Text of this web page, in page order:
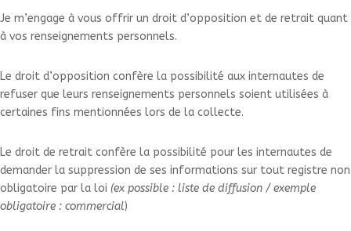
Je m’engage à vous offrir un droit d’opposition et de retrait quant
à vos renseignements personnels.
Le droit d’opposition confère la possibilité aux internautes de
refuser que leurs renseignements personnels soient utilisées à
certaines fins mentionnées lors de la collecte.
Le droit de retrait confère la possibilité pour les internautes de
demander la suppression de ses informations sur tout registre non
obligatoire par la loi (ex possible : liste de diffusion / exemple
obligatoire : commercial)